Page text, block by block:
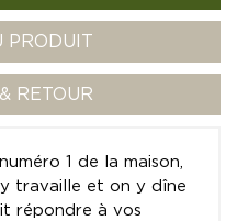
RETOUR
1 de la maison,
travaille et on y dîne
répondre à vos